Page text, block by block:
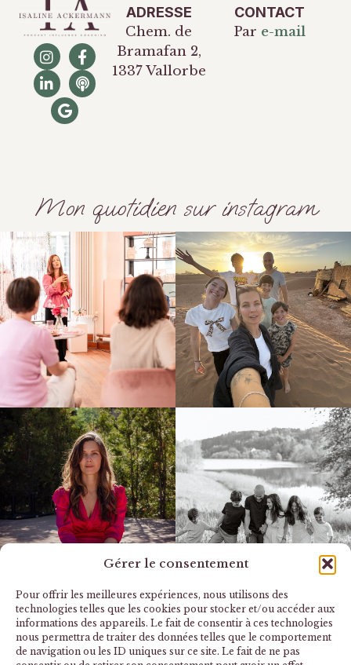
Gérer le consentement
Pour offrir les meilleures expériences, nous utilisons des
technologies telles que les cookies pour stocker et/ou accéder aux
informations des appareils. Le fait de consentir à ces technologies
nous permettra de traiter des données telles que le comportement
de navigation ou les ID uniques sur ce site. Le fait de ne pas
ADRESSE
Chem. de
Bramafan 2,
1337 Vallorbe
CONTACT
Par e-mail
Mon quotidien sur instagram